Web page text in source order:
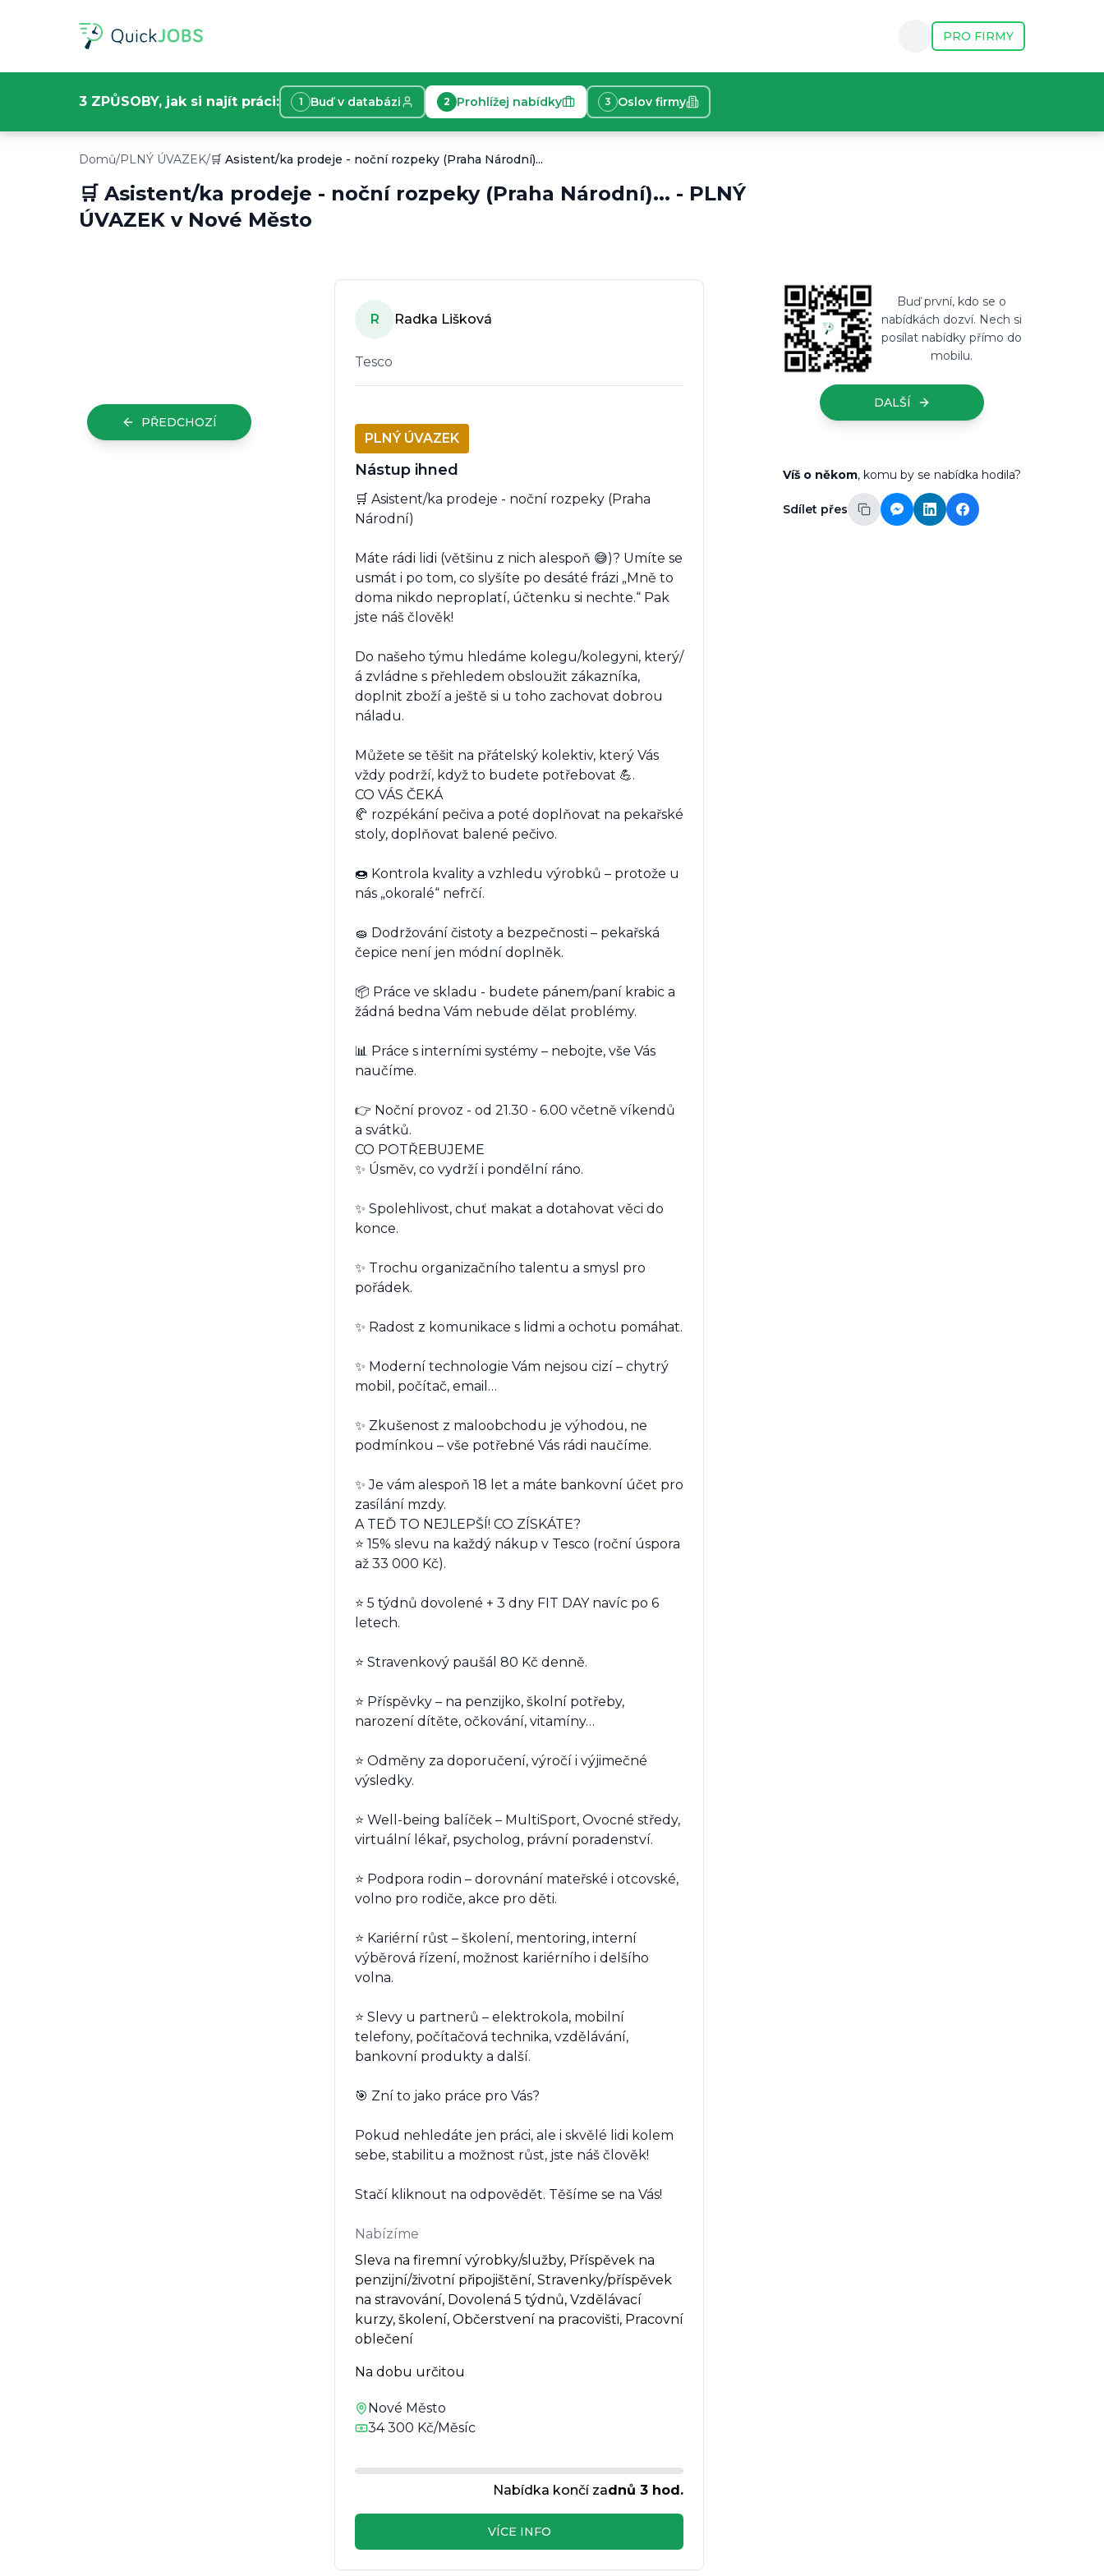
PRO FIRMY
3 ZPŮSOBY, jak si najít práci: 1 Buď v databázi 2 Prohlížej nabídky 3 Oslov firmy
Typ práce: PLNÝ ÚVAZEK
Lokace:Nové Město
Plat: 34300Kč/ měsíc
Začátek:8. 7. 2026
Domů/PLNÝ ÚVAZEK/🛒 Asistent/ka prodeje - noční rozpeky (Praha Národní)...
🛒 Asistent/ka prodeje - noční rozpeky (Praha Národní)... - PLNÝ
ÚVAZEK v Nové Město
PŘEDCHOZÍ
R Radka Lišková
Tesco
PLNÝ ÚVAZEK
Nástup ihned
🛒 Asistent/ka prodeje - noční rozpeky (Praha
Národní)
Máte rádi lidi (většinu z nich alespoň 😅)? Umíte se
usmát i po tom, co slyšíte po desáté frázi „Mně to
doma nikdo neproplatí, účtenku si nechte.“ Pak
jste náš člověk!
Do našeho týmu hledáme kolegu/kolegyni, který/
á zvládne s přehledem obsloužit zákazníka,
doplnit zboží a ještě si u toho zachovat dobrou
náladu.
Můžete se těšit na přátelský kolektiv, který Vás
vždy podrží, když to budete potřebovat 💪.
CO VÁS ČEKÁ
🥐 rozpékání pečiva a poté doplňovat na pekařské
stoly, doplňovat balené pečivo.
🍩 Kontrola kvality a vzhledu výrobků – protože u
nás „okoralé“ nefrčí.
🧽 Dodržování čistoty a bezpečnosti – pekařská
čepice není jen módní doplněk.
📦 Práce ve skladu - budete pánem/paní krabic a
žádná bedna Vám nebude dělat problémy.
📊 Práce s interními systémy – nebojte, vše Vás
naučíme.
👉 Noční provoz - od 21.30 - 6.00 včetně víkendů
a svátků.
CO POTŘEBUJEME
✨ Úsměv, co vydrží i pondělní ráno.
✨ Spolehlivost, chuť makat a dotahovat věci do
konce.
✨ Trochu organizačního talentu a smysl pro
pořádek.
✨ Radost z komunikace s lidmi a ochotu pomáhat.
✨ Moderní technologie Vám nejsou cizí – chytrý
mobil, počítač, email…
✨ Zkušenost z maloobchodu je výhodou, ne
podmínkou – vše potřebné Vás rádi naučíme.
✨ Je vám alespoň 18 let a máte bankovní účet pro
zasílání mzdy.
A TEĎ TO NEJLEPŠÍ! CO ZÍSKÁTE?
⭐ 15% slevu na každý nákup v Tesco (roční úspora
až 33 000 Kč).
⭐ 5 týdnů dovolené + 3 dny FIT DAY navíc po 6
letech.
⭐ Stravenkový paušál 80 Kč denně.
⭐ Příspěvky – na penzijko, školní potřeby,
narození dítěte, očkování, vitamíny…
⭐ Odměny za doporučení, výročí i výjimečné
výsledky.
⭐ Well-being balíček – MultiSport, Ovocné středy,
virtuální lékař, psycholog, právní poradenství.
⭐ Podpora rodin – dorovnání mateřské i otcovské,
volno pro rodiče, akce pro děti.
⭐ Kariérní růst – školení, mentoring, interní
výběrová řízení, možnost kariérního i delšího
volna.
⭐ Slevy u partnerů – elektrokola, mobilní
telefony, počítačová technika, vzdělávání,
bankovní produkty a další.
🎯 Zní to jako práce pro Vás?
Pokud nehledáte jen práci, ale i skvělé lidi kolem
sebe, stabilitu a možnost růst, jste náš člověk!
Stačí kliknout na odpovědět. Těšíme se na Vás!
Nabízíme
Sleva na firemní výrobky/služby, Příspěvek na
penzijní/životní připojištění, Stravenky/příspěvek
na stravování, Dovolená 5 týdnů, Vzdělávací
kurzy, školení, Občerstvení na pracovišti, Pracovní
oblečení
Na dobu určitou
Nové Město
34 300 Kč/Měsíc
Nabídka končí zadnů 3 hod.
VÍCE INFO
Buď první, kdo se o
nabídkách dozví. Nech si
posílat nabídky přímo do
mobilu.
DALŠÍ
Víš o někom, komu by se nabídka hodila?
Sdílet přes